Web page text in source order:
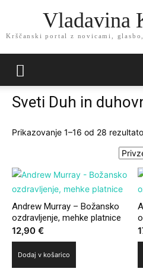
Vladavina
Krščanski portal z novicami,
Sveti Duh in
Prikazovanje 1–16 od 28
Andrew Murray – Božansko
ozdravljenje, mehke platnice
12,90 €
Dodaj v košarico